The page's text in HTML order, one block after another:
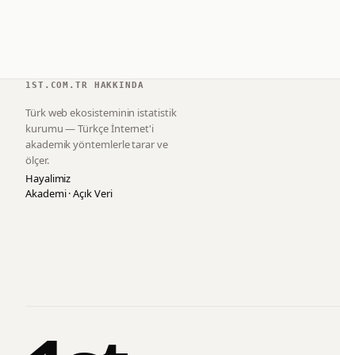
1ST.COM.TR HAKKINDA
Türk web ekosisteminin istatistik
kurumu — Türkçe İnternet'i
akademik yöntemlerle tarar ve
ölçer.
Hayalimiz
Akademi · Açık Veri